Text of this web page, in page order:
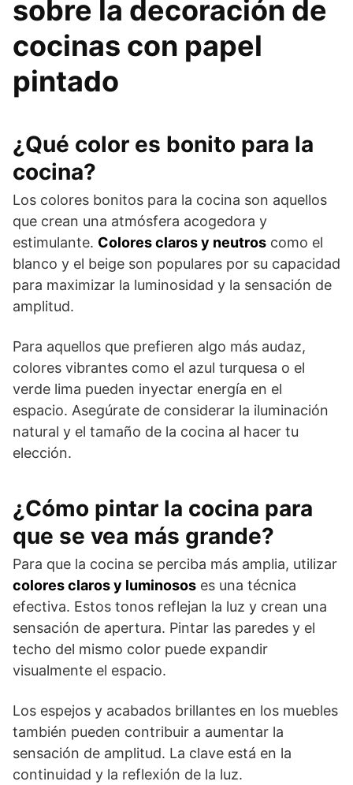
sobre la decoración de
cocinas con papel
pintado
¿Qué color es bonito para la
cocina?
Los colores bonitos para la cocina son aquellos
que crean una atmósfera acogedora y
estimulante. Colores claros y neutros como el
blanco y el beige son populares por su capacidad
para maximizar la luminosidad y la sensación de
amplitud.
Para aquellos que prefieren algo más audaz,
colores vibrantes como el azul turquesa o el
verde lima pueden inyectar energía en el
espacio. Asegúrate de considerar la iluminación
natural y el tamaño de la cocina al hacer tu
elección.
¿Cómo pintar la cocina para
que se vea más grande?
Para que la cocina se perciba más amplia, utilizar
colores claros y luminosos es una técnica
efectiva. Estos tonos reflejan la luz y crean una
sensación de apertura. Pintar las paredes y el
techo del mismo color puede expandir
visualmente el espacio.
Los espejos y acabados brillantes en los muebles
también pueden contribuir a aumentar la
sensación de amplitud. La clave está en la
continuidad y la reflexión de la luz.